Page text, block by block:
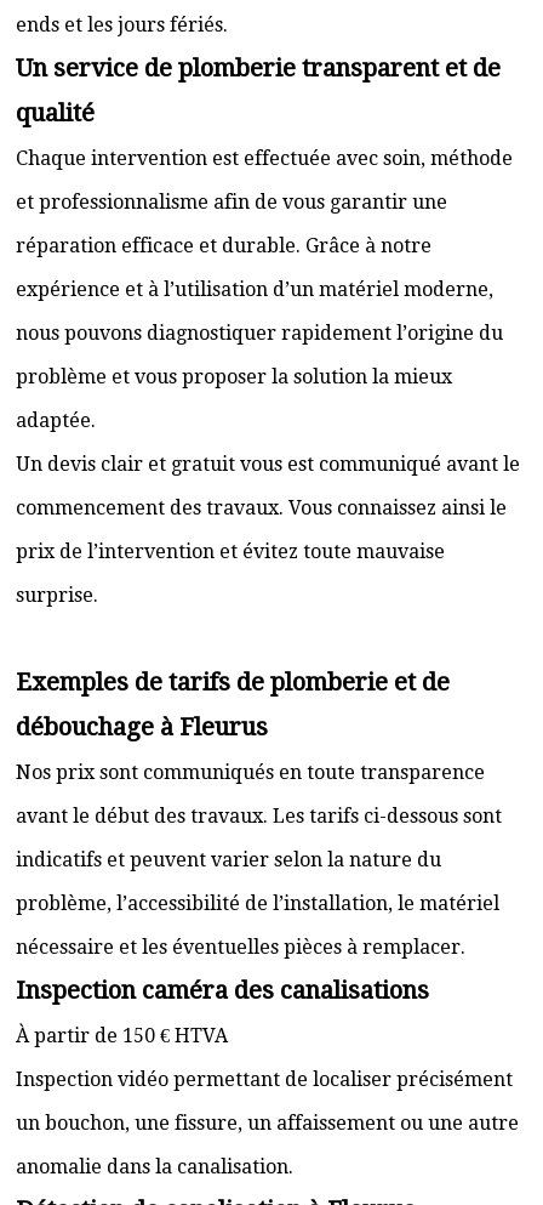
ends et les jours fériés.
Un service de plomberie transparent et de
qualité
Chaque intervention est effectuée avec soin, méthode
et professionnalisme afin de vous garantir une
réparation efficace et durable. Grâce à notre
expérience et à l’utilisation d’un matériel moderne,
nous pouvons diagnostiquer rapidement l’origine du
problème et vous proposer la solution la mieux
adaptée.
Un devis clair et gratuit vous est communiqué avant le
commencement des travaux. Vous connaissez ainsi le
prix de l’intervention et évitez toute mauvaise
surprise.
Exemples de tarifs de plomberie et de
débouchage à Fleurus
Nos prix sont communiqués en toute transparence
avant le début des travaux. Les tarifs ci-dessous sont
indicatifs et peuvent varier selon la nature du
problème, l’accessibilité de l’installation, le matériel
nécessaire et les éventuelles pièces à remplacer.
Inspection caméra des canalisations
À partir de 150 € HTVA
Inspection vidéo permettant de localiser précisément
un bouchon, une fissure, un affaissement ou une autre
anomalie dans la canalisation.